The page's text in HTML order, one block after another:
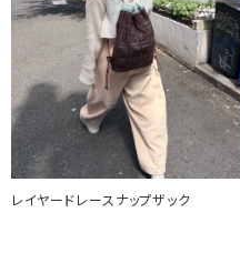
レイヤードレースナップザック